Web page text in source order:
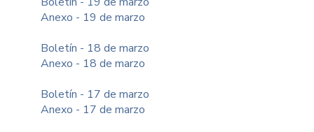
Anexo - 19 de marzo
Boletín - 18 de marzo
Anexo - 18 de marzo
Boletín - 17 de marzo
Anexo - 17 de marzo